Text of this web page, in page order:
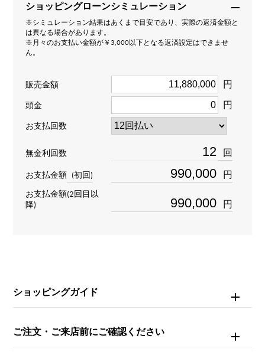
オーヴァーシーズ
ブランド名
モデル名
オーヴァーシーズ
型番
47450/B01J-9411
タイプ
ムーブメント
自動巻き
ショッピングローンシミュレーション
※シミュレーション結果はあくまで目安であり、実際の返済金額と
は異なる場合があります。
※月々のお支払い金額が￥3,000以下となる返済設定はできませ
ん。
販売金額 円
頭金 円
お支払回数
無金利回数 回
お支払金額 (初回) 円
お支払金額(2回目以
降)
円
ショッピングガイド
ご注文・ご来店前にご確認ください